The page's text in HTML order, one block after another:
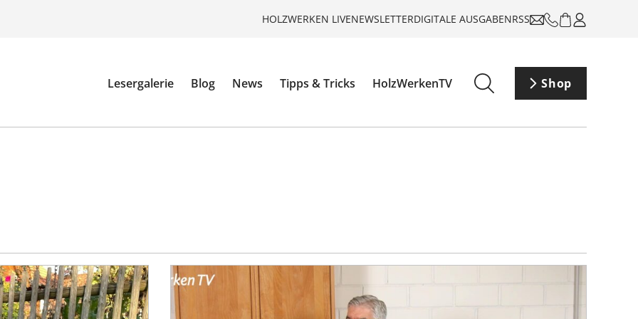
HOLZWERKEN LIVENEWSLETTERDIGITALE AUSGABENRSS
Lesergalerie Blog News Tipps & Tricks HolzWerkenTV Shop